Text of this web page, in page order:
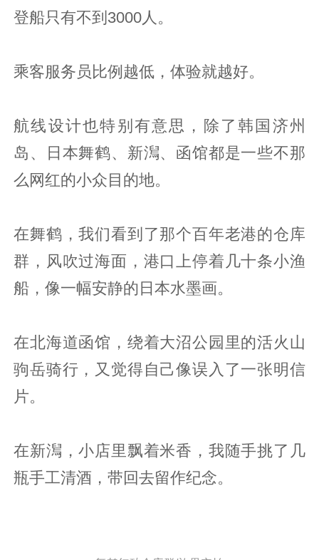
登船只有不到3000人。
乘客服务员比例越低，体验就越好。
航线设计也特别有意思，除了韩国济州
岛、日本舞鹤、新澙、函馆都是一些不那
么网红的小众目的地。
在舞鹤，我们看到了那个百年老港的仓库
群，风吹过海面，港口上停着几十条小渔
船，像一幅安静的日本水墨画。
在北海道函馆，绕着大沼公园里的活火山
驹岳骑行，又觉得自己像误入了一张明信
片。
在新澙，小店里飘着米香，我随手挑了几
瓶手工清酒，带回去留作纪念。